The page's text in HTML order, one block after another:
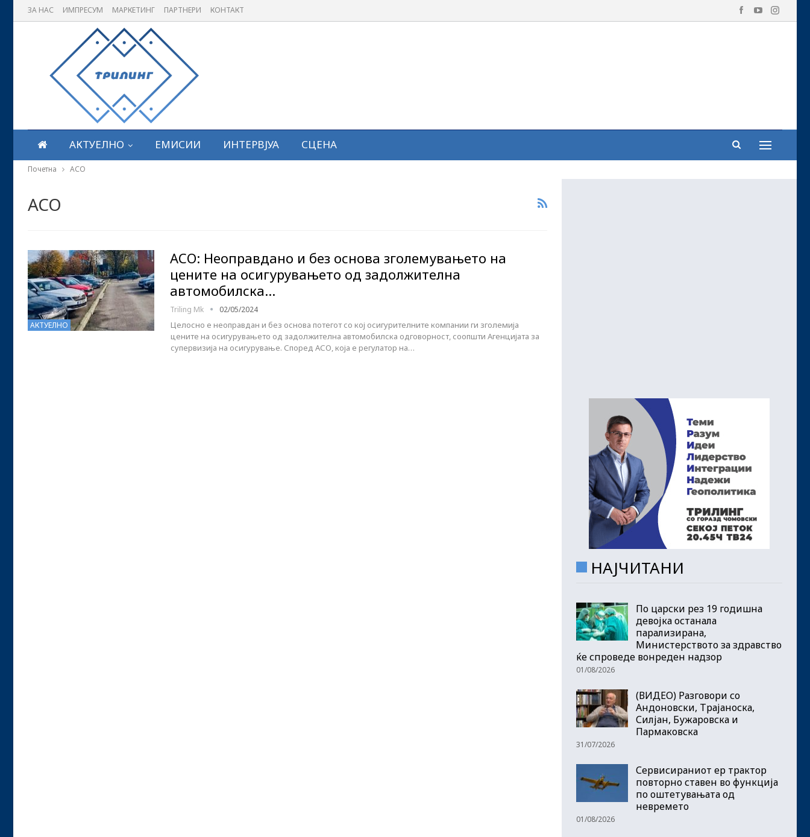
ЗА НАС ИМПРЕСУМ МАРКЕТИНГ ПАРТНЕРИ КОНТАКТ
АКТУЕЛНО ЕМИСИИ ИНТЕРВЈУА СЦЕНА
Почетна АСО
АСО
АКТУЕЛНО
АСО: Неоправдано и без основа зголемувањето на
цените на осигурувањето од задолжителна
автомобилска…
Triling Mk 02/05/2024
Целосно е неоправдан и без основа потегот со кој осигурителните компании ги зголемија
цените на осигурувањето од задолжителна автомобилска одговорност, соопшти Агенцијата за
супервизија на осигурување. Според АСО, која е регулатор на…
НАЈЧИТАНИ
По царски рез 19 годишна
девојка останала
парализирана,
Министерството за здравство
ќе спроведе вонреден надзор
01/08/2026
(ВИДЕО) Разговори со
Андоновски, Трајаноска,
Силјан, Бужаровска и
Пармаковска
31/07/2026
Сервисираниот ер трактор
повторно ставен во функција
по оштетувањата од
невремето
01/08/2026